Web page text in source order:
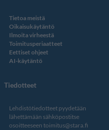
Tietoa meistä
Oikaisukäytäntö
Ilmoita virheestä
Toimitusperiaatteet
Eettiset ohjeet
AI-käytäntö
Tiedotteet
Lehdistötiedotteet pyydetään
lähettämään sähköpostitse
osoitteeseen toimitus@stara.fi